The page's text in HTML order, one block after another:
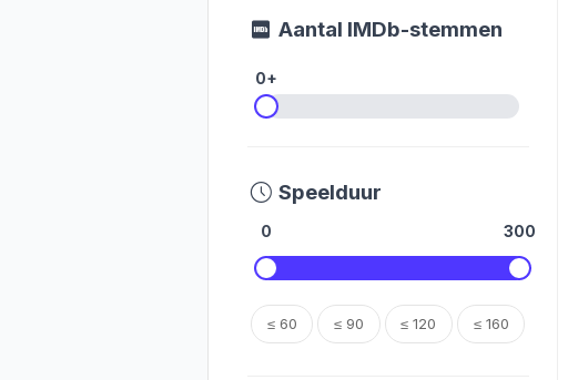
Aantal IMDb-stemmen
0+
Speelduur
0 300
≤ 60 ≤ 90 ≤ 120 ≤ 160